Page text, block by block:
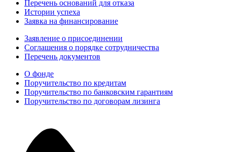
Перечень оснований для отказа
Истории успеха
Заявка на финансирование
Заявление о присоединении
Соглашения о порядке сотрудничества
Перечень документов
О фонде
Поручительство по кредитам
Поручительство по банковским гарантиям
Поручительство по договорам лизинга